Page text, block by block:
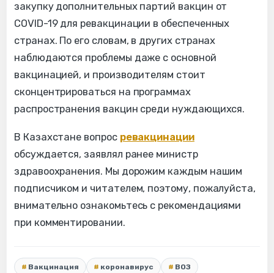
закупку дополнительных партий вакцин от
COVID-19 для ревакцинации в обеспеченных
странах. По его словам, в других странах
наблюдаются проблемы даже с основной
вакцинацией, и производителям стоит
сконцентрироваться на программах
распространения вакцин среди нуждающихся.
В Казахстане вопрос ревакцинации
обсуждается, заявлял ранее министр
здравоохранения. Мы дорожим каждым нашим
подписчиком и читателем, поэтому, пожалуйста,
внимательно ознакомьтесь с рекомендациями
при комментировании.
Вакцинация коронавирус ВОЗ